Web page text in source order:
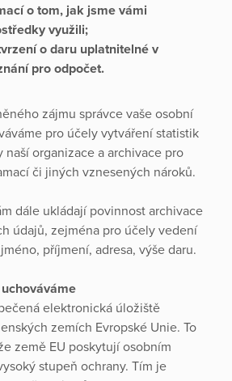
o tom, jak jsme vámi
využili;
o daru uplatnitelné v
pro odpočet.
zájmu správce vaše osobní
pro účely vytváření statistik
organizace a archivace pro
či jiných vznesených nároků.
dále ukládají povinnost archivace
údajů, zejména pro účely vedení
příjmení, adresa, výše daru.
elektronická úložiště
zemích Evropské Unie. To
země EU poskytují osobním
stupeň ochrany. Tím je